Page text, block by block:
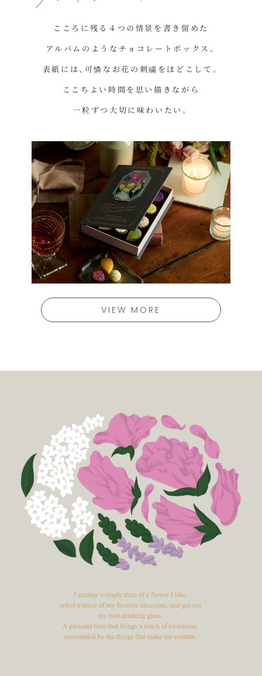
こころに残る４つの情景を書き留めた
アルバムのようなチョコレートボックス。
表紙には、可憐なお花の刺繍をほどこして。
ここちよい時間を思い描きながら
一粒ずつ大切に味わいたい。
VIEW MORE